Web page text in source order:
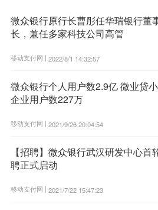
微众银行原行长曹彤任华瑞银行董
长，兼任多家科技公司高管
移动支付网 | 2022/8/1 14:32:57
微众银行个人用户数2.9亿 微业贷
企业用户数227万
移动支付网 | 2021/9/26 20:04:54
【招聘】微众银行武汉研发中心首
聘正式启动
移动支付网 | 2021/7/22 15:47:23